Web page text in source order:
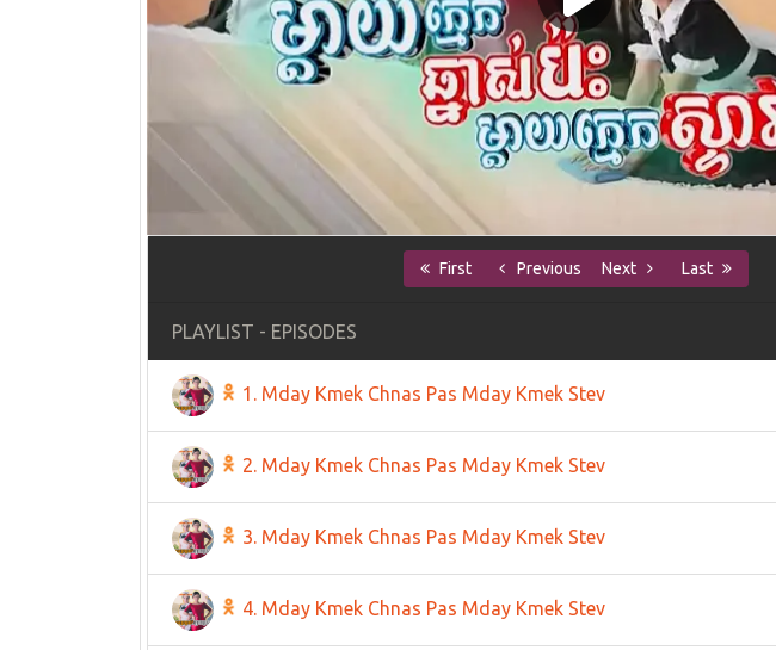
First Previous Next Last
PLAYLIST - EPISODES
1. Mday Kmek Chnas Pas Mday Kmek Stev
2. Mday Kmek Chnas Pas Mday Kmek Stev
3. Mday Kmek Chnas Pas Mday Kmek Stev
4. Mday Kmek Chnas Pas Mday Kmek Stev